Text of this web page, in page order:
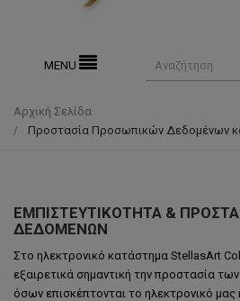
MENU
Αρχική Σελίδα
Προστασία Προσωπικών Δεδομένων
ΕΜΠΙΣΤΕΥΤΙΚΌΤΗΤΑ &
ΔΕΔΟΜΈΝΩΝ
Στο ηλεκτρονικό κατάστημα StellasArt
εξαιρετικά σημαντική την προστασία
όσων επισκέπτονται το ηλεκτρονικό μας